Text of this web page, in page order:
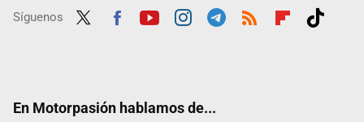
Síguenos
En Motorpasión hablamos de...